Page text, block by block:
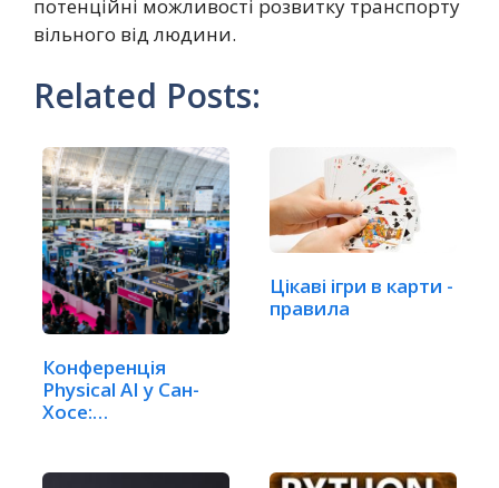
потенційні можливості розвитку транспорту
вільного від людини.
Related Posts:
Конференція
Physical AI у Сан-
Хосе:
Цікаві ігри в карти -
правила